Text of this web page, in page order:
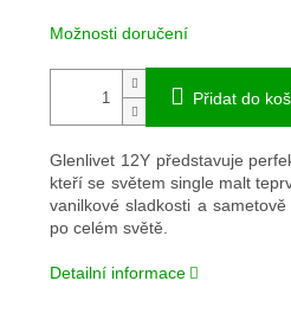
Možnosti doručení
Přidat do
Glenlivet 12Y představuje
kteří se světem single malt
vanilkové sladkosti a
po celém světě.
Detailní informace